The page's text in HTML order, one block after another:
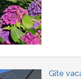
Gîte